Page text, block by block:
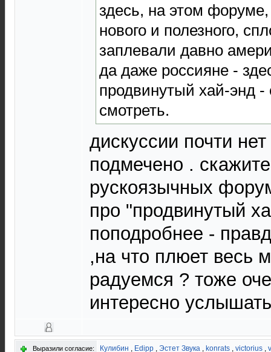
здесь, на этом форуме,
нового и полезного,
заплевали давно
да даже россияне -
продвинутый хай-энд
смотреть.
дискуссии почти
подмечено .
рускоязычных
про "продвинутый
поподробнее -
,на что плюет весь
радуемся ? тоже
интересно
Выразили согласие: Кулибин , Edipp , Эстет Звука , konrats , victorius ,